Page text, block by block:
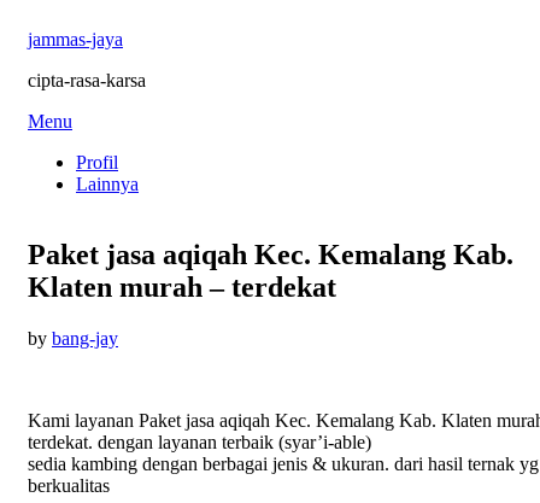
jammas-jaya
cipta-rasa-karsa
Skip
content
Menu
Profil
Lainnya
Paket jasa aqiqah Kec. Kemalang Kab.
Klaten murah – terdekat
by bang-jayPosted
Kami layanan Paket jasa aqiqah Kec. Kemalang Kab. Klaten
terdekat. dengan layanan terbaik (syar’i-able)
sedia kambing dengan berbagai jenis & ukuran. dari hasil ternak yg
berkualitas